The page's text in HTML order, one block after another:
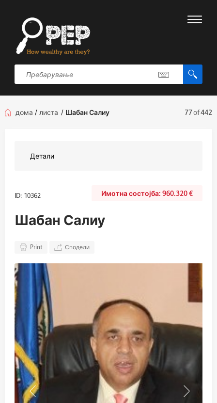
дома / листа / Шабан Салиу 77of442
Детали
ID: 10362 960.320€
Шабан Салиу
Print Сподели